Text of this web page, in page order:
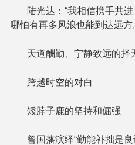
陆光达：“我相信携手共
哪怕有再多风浪也能到达远方
天道酬勤、宁静致远的择
跨越时空的对白
矮脖子鹿的坚持和倔强
曾国藩演绎“勤能补拙是良